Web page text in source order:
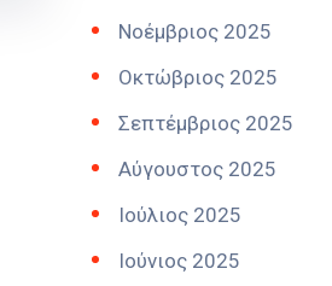
Νοέμβριος 2025
Οκτώβριος 2025
Σεπτέμβριος 2025
Αύγουστος 2025
Ιούλιος 2025
Ιούνιος 2025